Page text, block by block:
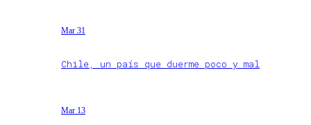
Mar 31
Chile, un país que duerme poco y mal
Mar 13